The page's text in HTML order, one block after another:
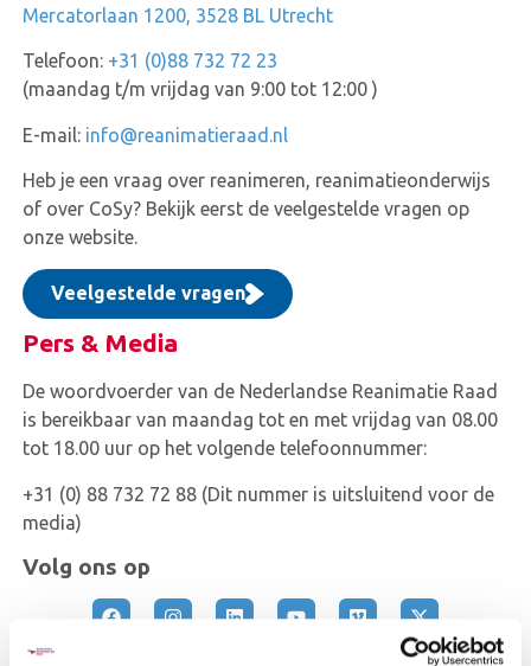
Mercatorlaan 1200, 3528 BL Utrecht
Telefoon: +31 (0)88 732 72 23
(maandag t/m vrijdag van 9:00 tot 12:00 )
E-mail: info@reanimatieraad.nl
Heb je een vraag over reanimeren, reanimatieonderwijs
of over CoSy? Bekijk eerst de veelgestelde vragen op
onze website.
Veelgestelde vragen
Pers & Media
De woordvoerder van de Nederlandse Reanimatie Raad
is bereikbaar van maandag tot en met vrijdag van 08.00
tot 18.00 uur op het volgende telefoonnummer:
+31 (0) 88 732 72 88 (Dit nummer is uitsluitend voor de
media)
Volg ons op